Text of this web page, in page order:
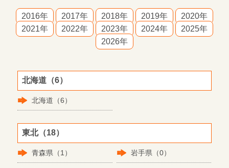
2016年 2017年 2018年 2019年
2020年
2021年
2022年 2023年 2024年
2025年
2026年
北海道（6）
北海道（6）
東北（18）
青森県（1） 岩手県（0）